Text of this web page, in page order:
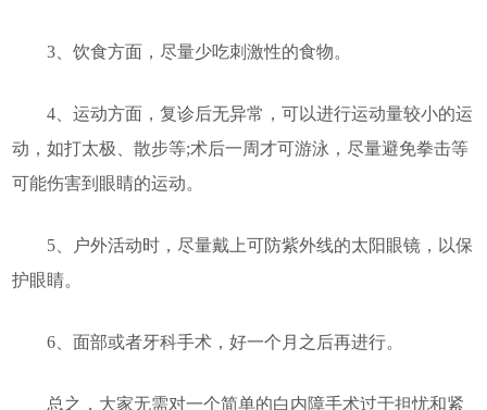
3、饮食方面，尽量少吃刺激性的食物。
4、运动方面，复诊后无异常，可以进行运动量较小的运
动，如打太极、散步等;术后一周才可游泳，尽量避免拳击等
可能伤害到眼睛的运动。
5、户外活动时，尽量戴上可防紫外线的太阳眼镜，以保
护眼睛。
6、面部或者牙科手术，好一个月之后再进行。
总之，大家无需对一个简单的白内障手术过于担忧和紧